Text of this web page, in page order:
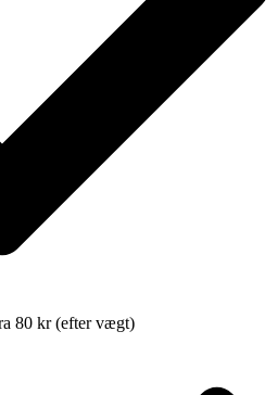
80 kr (efter vægt)